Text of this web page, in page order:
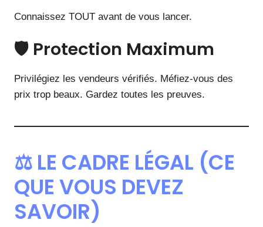
Connaissez TOUT avant de vous lancer.
🛡️ Protection Maximum
Privilégiez les vendeurs vérifiés. Méfiez-vous des
prix trop beaux. Gardez toutes les preuves.
⚖️ LE CADRE LÉGAL (CE
QUE VOUS DEVEZ
SAVOIR)